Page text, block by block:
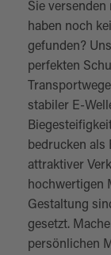
Sie versenden
haben noch
gefunden?
perfekten
stabiler E-
bedrucken als
attraktiver
hochwertigen
Gestaltung
gesetzt.
persönlichen